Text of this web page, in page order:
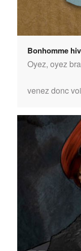
Bonhomme
Oyez, oyez
venez donc